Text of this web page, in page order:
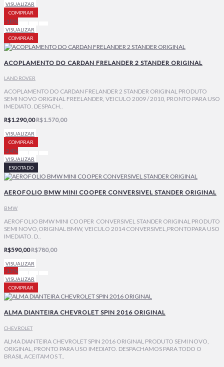
VISUALIZAR
COMPRAR
-18%
VISUALIZAR
COMPRAR
ACOPLAMENTO DO CARDAN FRELANDER 2 STANDER ORIGINAL
LAND ROVER
ACOPLAMENTO DO CARDAN FRELANDER 2 STANDER ORIGINAL PRODUTO
SEMI NOVO ORIGINAL FREELANDER, VEICULO 2009 / 2010, PRONTO PARA USO
IMEDIATO. DESPACH..
R$1.290,00 R$1.570,00
VISUALIZAR
COMPRAR
-24%
VISUALIZAR
ESGOTADO
AEROFOLIO BMW MINI COOPER CONVERSIVEL STANDER ORIGINAL
BMW
AEROFOLIO BMW MINI COOPER CONVERSIVEL STANDER ORIGINAL PRODUTO
SEMI NOVO,ORIGINAL BMW, VEICULO 2014 CONVERSIVEL,PRONTOPARA USO
IMEDIATO. D..
R$590,00 R$780,00
VISUALIZAR
-13%
VISUALIZAR
COMPRAR
ALMA DIANTEIRA CHEVROLET SPIN 2016 ORIGINAL
CHEVROLET
ALMA DIANTEIRA CHEVROLET SPIN 2016 ORIGINAL PRODUTO SEMI NOVO,
ORIGINAL, PRONTO PARA USO IMEDIATO. DESPACHAMOS PARA TODO O
BRASIL ACEITAMOS T..